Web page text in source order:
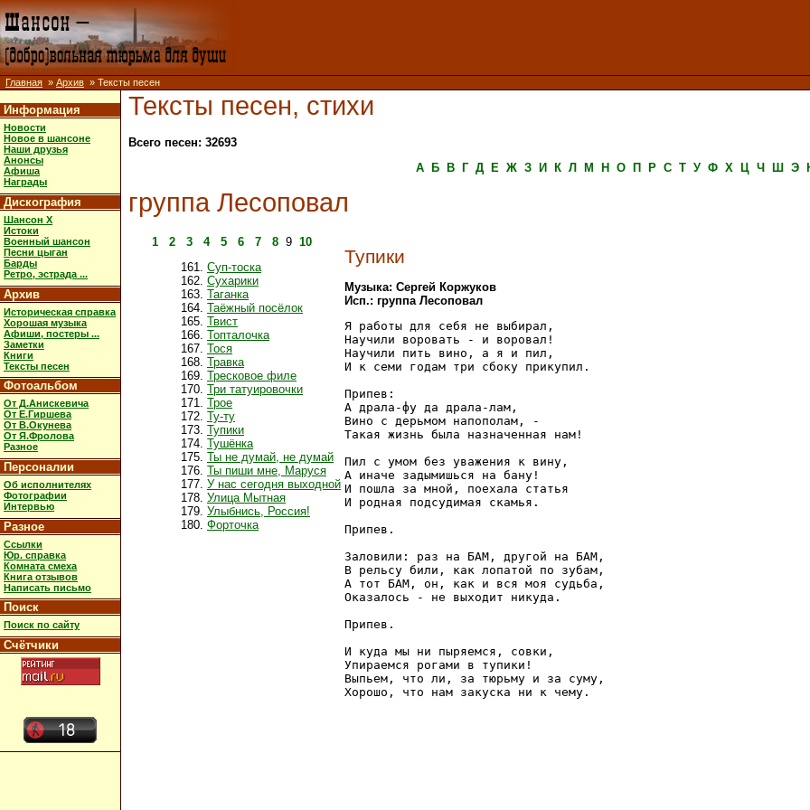
Главная » Архив » Тексты песен
Информация
Новости
Новое в шансоне
Наши друзья
Анонсы
Афиша
Награды
Дискография
Шансон X
Истоки
Военный шансон
Песни цыган
Барды
Ретро, эстрада ...
Архив
Историческая справка
Хорошая музыка
Афиши, постеры ...
Заметки
Книги
Тексты песен
Фотоальбом
От Д.Анискевича
От Е.Гиршева
От В.Окунева
От Я.Фролова
Разное
Персоналии
Об исполнителях
Фотографии
Интервью
Разное
Ссылки
Юр. справка
Комната смеха
Книга отзывов
Написать письмо
Поиск
Поиск по сайту
Счётчики
Тексты песен, стихи
Всего песен: 32693
А
Б В Г Д Е Ж З И К Л М Н О П Р С Т У Ф Х Ц Ч Ш Э
группа Лесоповал
1 2 3 4 5 6 7 8 9 10
Суп-тоска
Сухарики
Таганка
Таёжный посёлок
Твист
Топталочка
Тося
Травка
Тресковое филе
Три татуировочки
Трое
Ту-ту
Тупики
Тушёнка
Ты не думай, не думай
Ты пиши мне, Маруся
У нас сегодня выходной
Улица Мытная
Улыбнись, Россия!
Форточка
Тупики
Музыка: Сергей Коржуков
Исп.: группа Лесоповал
Я работы для себя не выбирал,
Научили воровать - и воровал!
Научили пить вино, а я и пил,
И к семи годам три сбоку прикупил.
Припев:
А драла-фу да драла-лам,
Вино с дерьмом напополам, -
Такая жизнь была назначенная нам!
Пил с умом без уважения к вину,
А иначе задымишься на бану!
И пошла за мной, поехала статья
И родная подсудимая скамья.
Припев.
Заловили: раз на БАМ, другой на БАМ,
В рельсу били, как лопатой по зубам,
А тот БАМ, он, как и вся моя судьба,
Оказалось - не выходит никуда.
Припев.
И куда мы ни пыряемся, совки,
Упираемся рогами в тупики!
Выпьем, что ли, за тюрьму и за суму,
Хорошо, что нам закуска ни к чему.